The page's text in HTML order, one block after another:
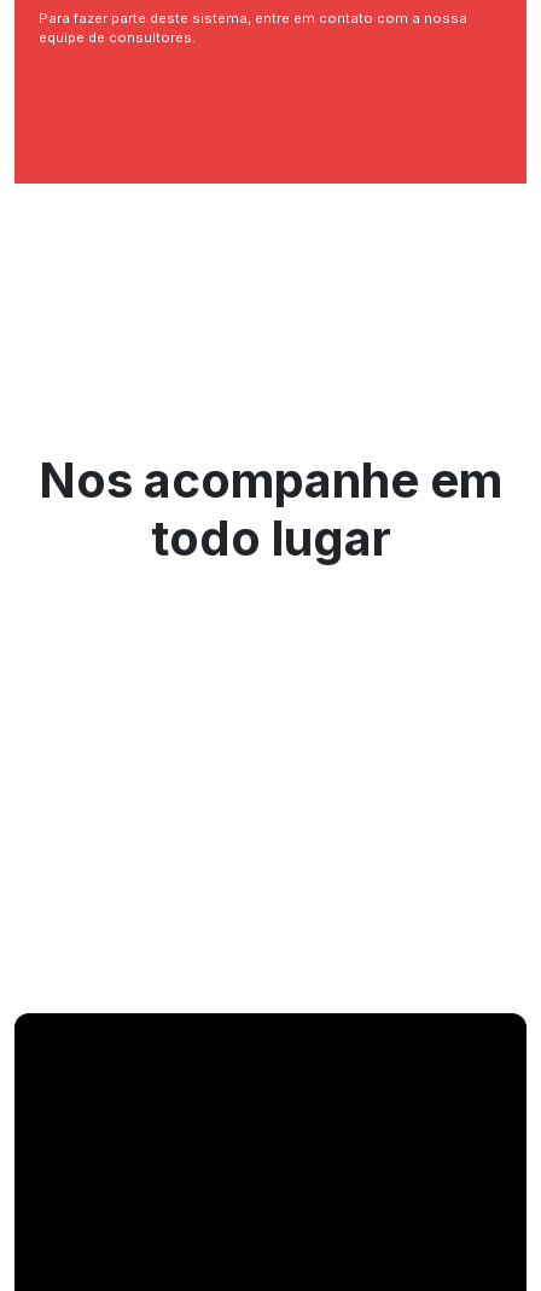
Para fazer parte deste sistema, entre em contato com a nossa
equipe de consultores.
Nos acompanhe em
todo lugar